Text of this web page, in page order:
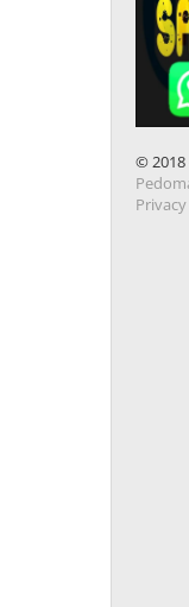
© 2018